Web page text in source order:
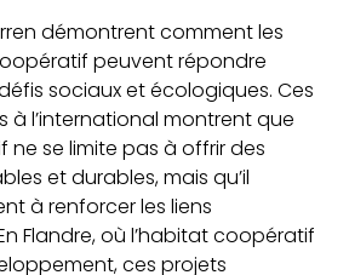
démontrent comment les
peuvent répondre
sociaux et écologiques. Ces
à l’international montrent que
ne se limite pas à offrir des
et durables, mais qu’il
à renforcer les liens
Flandre, où l’habitat coopératif
ces projets